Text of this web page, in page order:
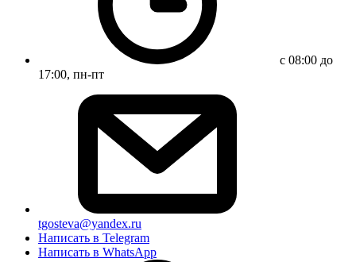
с 08:00 до
17:00, пн-пт
tgosteva@yandex.ru
Написать в Telegram
Написать в WhatsApp